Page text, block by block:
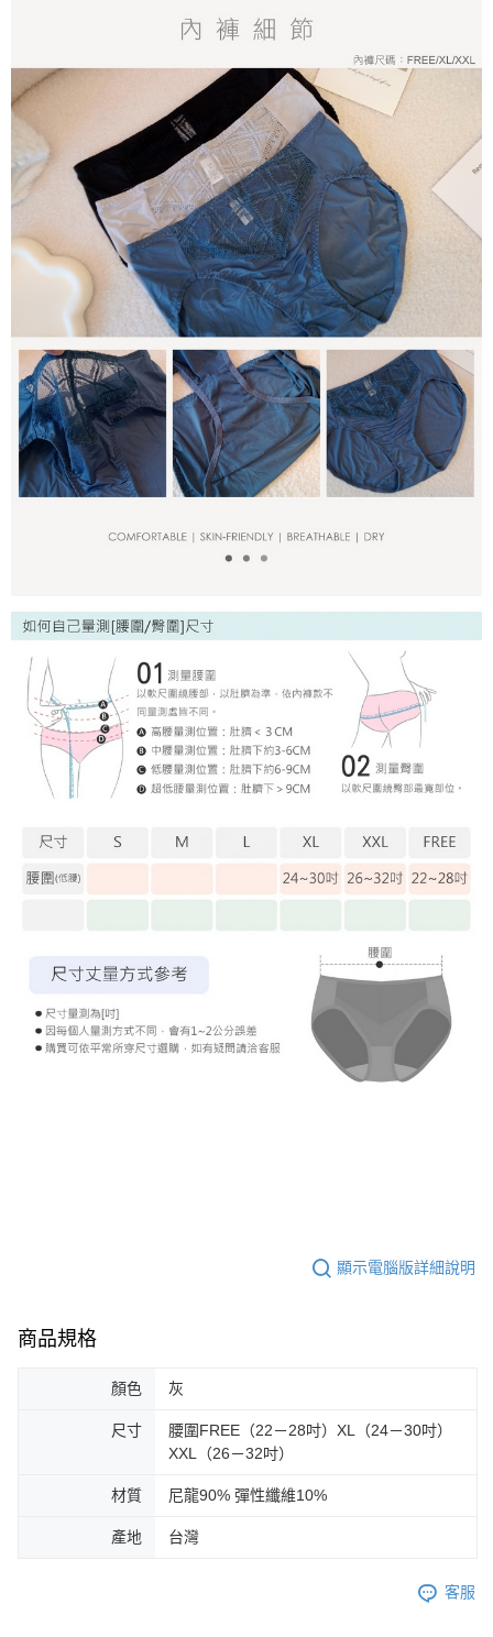
貨到付款
每筆NT$110，滿NT$1,000(含以上)免運費
國際配送 查看運費
顯示電腦版詳細說明
商品規格
顏色 灰
尺寸
腰圍FREE（22－28吋）XL（24－30吋）
XXL（26－32吋）
材質 尼龍90% 彈性纖維10%
產地 台灣
客服